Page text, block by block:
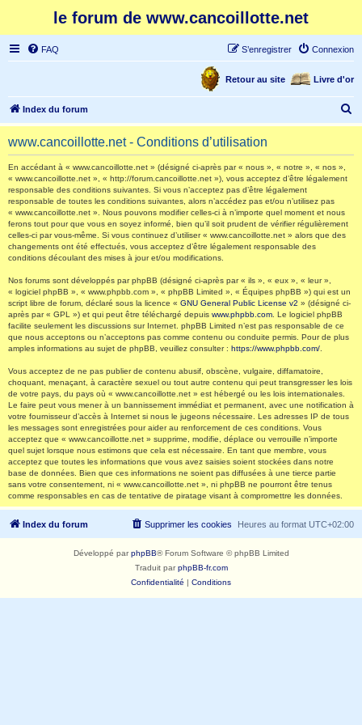
le forum de www.cancoillotte.net
FAQ Connexion
S’enregistrer
Livre d'or
Retour au site
Index du forum
e
www.cancoillotte.net - Conditions d’utilisation
En accédant à « www.cancoillotte.net » (désigné ci-après par « nous », « notre », « nos »,
« www.cancoillotte.net », « http://forum.cancoillotte.net »), vous acceptez d’être légalement
responsable des conditions suivantes. Si vous n’acceptez pas d’être légalement
responsable de toutes les conditions suivantes, alors n’accédez pas et/ou n’utilisez pas
« www.cancoillotte.net ». Nous pouvons modifier celles-ci à n’importe quel moment et nous
ferons tout pour que vous en soyez informé, bien qu’il soit prudent de vérifier régulièrement
celles-ci par vous-même. Si vous continuez d’utiliser « www.cancoillotte.net » alors que des
changements ont été effectués, vous acceptez d’être légalement responsable des
conditions découlant des mises à jour et/ou modifications.
Nos forums sont développés par phpBB (désigné ci-après par « ils », « eux », « leur »,
« logiciel phpBB », « www.phpbb.com », « phpBB Limited », « Équipes phpBB ») qui est un
script libre de forum, déclaré sous la licence « GNU General Public License v2 » (désigné ci-
après par « GPL ») et qui peut être téléchargé depuis www.phpbb.com . Le logiciel phpBB
facilite seulement les discussions sur Internet. phpBB Limited n’est pas responsable de ce
que nous acceptons ou n’acceptons pas comme contenu ou conduite permis. Pour de plus
amples informations au sujet de phpBB, veuillez consulter : https://www.phpbb.com/
Vous acceptez de ne pas publier de contenu abusif, obscène, vulgaire, diffamatoire,
choquant, menaçant, à caractère sexuel ou tout autre contenu qui peut transgresser les lois
de votre pays, du pays où « www.cancoillotte.net » est hébergé ou les lois internationales.
Le faire peut vous mener à un bannissement immédiat et permanent, avec une notification à
votre fournisseur d’accès à Internet si nous le jugeons nécessaire. Les adresses IP de tous
les messages sont enregistrées pour aider au renforcement de ces conditions. Vous
acceptez que « www.cancoillotte.net » supprime, modifie, déplace ou verrouille n’importe
quel sujet lorsque nous estimons que cela est nécessaire. En tant que membre, vous
acceptez que toutes les informations que vous avez saisies soient stockées dans notre
base de données. Bien que ces informations ne soient pas diffusées à une tierce partie
sans votre consentement, ni « www.cancoillotte.net », ni phpBB ne pourront être tenus
comme responsables en cas de tentative de piratage visant à compromettre les données.
Index du forum Heures au format UTC+02:00
Supprimer les cookies
Développé parphpBB® Forum Software © phpBB Limited
Traduit parphpBB-fr.com
Confidentialité | Conditions